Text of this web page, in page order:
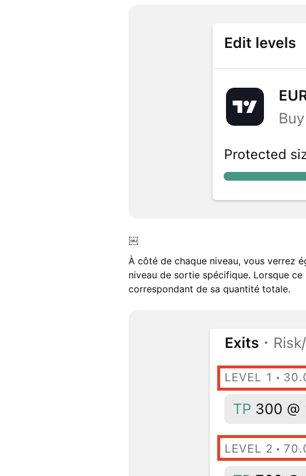
￼
À côté de chaque niveau, vous verrez
niveau de sortie spécifique. Lorsque
correspondant de sa quantité totale.